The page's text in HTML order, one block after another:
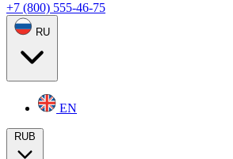
+7 (800) 555-46-75
RU
EN
RUB